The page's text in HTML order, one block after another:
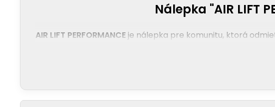
Nálepka "AIR LIFT
AIR LIFT PERFORMANCE je nálepka pre komunitu, ktorá